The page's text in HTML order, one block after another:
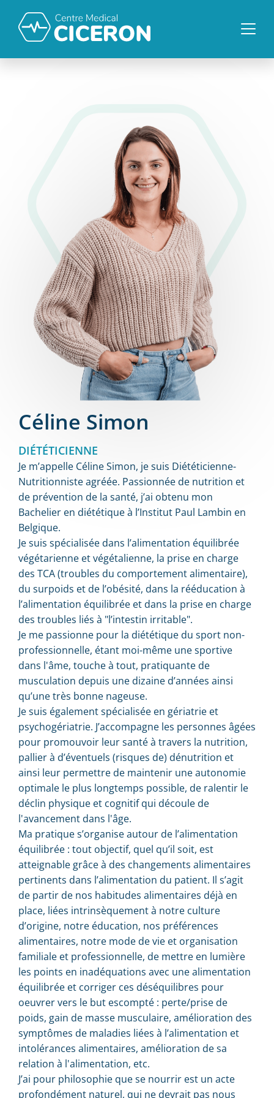
Céline Simon
DIÉTÉTICIENNE
Je m’appelle Céline Simon, je suis Diététicienne-
Nutritionniste agréée. Passionnée de nutrition et
de prévention de la santé, j’ai obtenu mon
Bachelier en diététique à l’Institut Paul Lambin en
Belgique.
Je suis spécialisée dans l’alimentation équilibrée
végétarienne et végétalienne, la prise en charge
des TCA (troubles du comportement alimentaire),
du surpoids et de l’obésité, dans la rééducation à
l’alimentation équilibrée et dans la prise en charge
des troubles liés à "l’intestin irritable".
Je me passionne pour la diététique du sport non-
professionnelle, étant moi-même une sportive
dans l'âme, touche à tout, pratiquante de
musculation depuis une dizaine d’années ainsi
qu’une très bonne nageuse.
Je suis également spécialisée en gériatrie et
psychogériatrie. J’accompagne les personnes âgées
pour promouvoir leur santé à travers la nutrition,
pallier à d’éventuels (risques de) dénutrition et
ainsi leur permettre de maintenir une autonomie
optimale le plus longtemps possible, de ralentir le
déclin physique et cognitif qui découle de
l'avancement dans l'âge.
Ma pratique s’organise autour de l’alimentation
équilibrée : tout objectif, quel qu’il soit, est
atteignable grâce à des changements alimentaires
pertinents dans l’alimentation du patient. Il s’agit
de partir de nos habitudes alimentaires déjà en
place, liées intrinsèquement à notre culture
d’origine, notre éducation, nos préférences
alimentaires, notre mode de vie et organisation
familiale et professionnelle, de mettre en lumière
les points en inadéquations avec une alimentation
équilibrée et corriger ces déséquilibres pour
oeuvrer vers le but escompté : perte/prise de
poids, gain de masse musculaire, amélioration des
symptômes de maladies liées à l’alimentation et
intolérances alimentaires, amélioration de sa
relation à l'alimentation, etc.
J’ai pour philosophie que se nourrir est un acte
profondément naturel, qui ne devrait pas nous